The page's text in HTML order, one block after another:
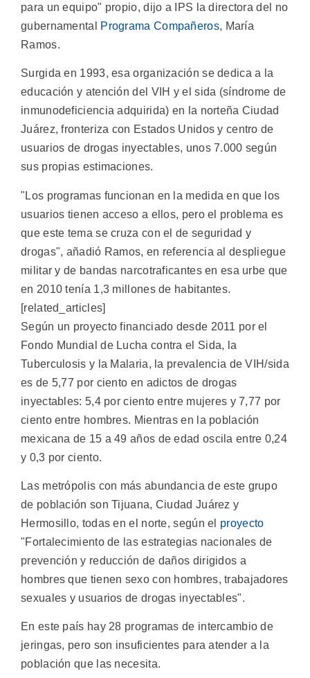
para un equipo" propio, dijo a IPS la directora del no
gubernamental
Programa Compañeros, María
Ramos.
Surgida en 1993, esa organización se dedica a la
educación y atención del VIH y el sida (síndrome de
inmunodeficiencia adquirida) en la norteña Ciudad
Juárez, fronteriza con Estados Unidos y centro de
usuarios de drogas inyectables, unos 7.000 según
sus propias estimaciones.
"Los programas funcionan en la medida en que los
usuarios tienen acceso a ellos, pero el problema es
que este tema se cruza con el de seguridad y
drogas", añadió Ramos, en referencia al despliegue
militar y de bandas narcotraficantes en esa urbe que
en 2010 tenía 1,3 millones de habitantes.
[related_articles]
Según un proyecto financiado desde 2011 por el
Fondo Mundial de Lucha contra el Sida, la
Tuberculosis y la Malaria, la prevalencia de VIH/sida
es de 5,77 por ciento en adictos de drogas
inyectables: 5,4 por ciento entre mujeres y 7,77 por
ciento entre hombres. Mientras en la población
mexicana de 15 a 49 años de edad oscila entre 0,24
y 0,3 por ciento.
Las metrópolis con más abundancia de este grupo
de población son Tijuana, Ciudad Juárez y
Hermosillo, todas en el norte, según el proyecto
"Fortalecimiento de las estrategias nacionales de
prevención y reducción de daños dirigidos a
hombres que tienen sexo con hombres, trabajadores
sexuales y usuarios de drogas inyectables".
En este país hay 28 programas de intercambio de
jeringas, pero son insuficientes para atender a la
población que las necesita.